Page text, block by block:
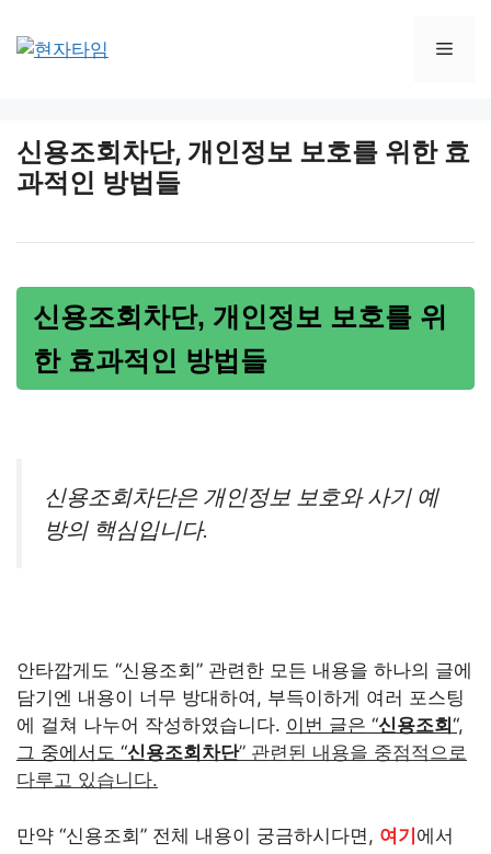
신용조회차단, 개인정보 보호를 위한 효
과적인 방법들
신용조회차단, 개인정보 보호를 위
한 효과적인 방법들
신용조회차단은 개인정보 보호와 사기 예
방의 핵심입니다.
안타깝게도 “신용조회” 관련한 모든 내용을 하나의 글에
담기엔 내용이 너무 방대하여, 부득이하게 여러 포스팅
에 걸쳐 나누어 작성하였습니다. 이번 글은 “신용조회 “,
그 중에서도 “신용조회차단” 관련된 내용을 중점적으로
다루고 있습니다.
만약 “신용조회” 전체 내용이 궁금하시다면, 여기에서